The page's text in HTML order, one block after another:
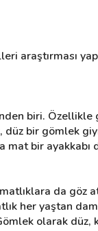
araştırması
biri.
bir gömlek
bir ayakkabı
da göz
her yaştan
olarak